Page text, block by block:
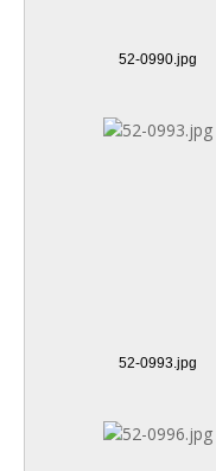
52-0990.jpg
52-0993.jpg